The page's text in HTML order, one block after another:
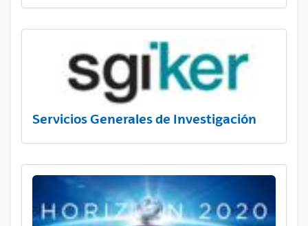
Servicios Generales de Investigación